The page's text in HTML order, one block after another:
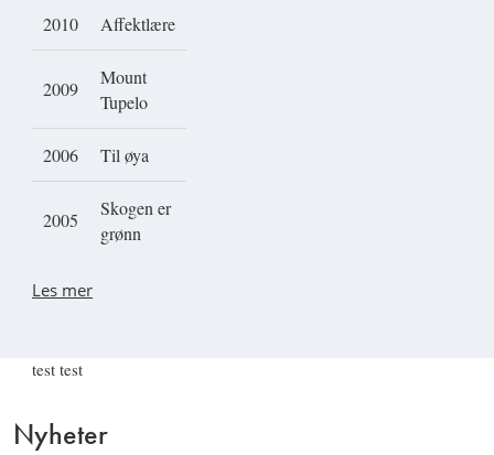
2010 Affektlære
2009
Mount
Tupelo
2006 Til øya
2005
Skogen er
grønn
Les mer
test test
Nyheter